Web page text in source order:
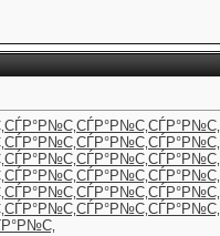
СЃР°Р№С‚СЃР°Р№С‚СЃР°Р№С‚
СЃР°Р№С‚СЃР°Р№С‚СЃР°Р№С‚
СЃР°Р№С‚СЃР°Р№С‚СЃР°Р№С‚
СЃР°Р№С‚СЃР°Р№С‚СЃР°Р№С‚
СЃР°Р№С‚СЃР°Р№С‚СЃР°Р№С‚
СЃР°Р№С‚СЃР°Р№С‚СЃР°Р№С‚